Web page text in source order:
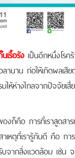
เรื้อรัง เป็นอีกหนึ่งโรค
านาน ก่อให้เกิดผลเ
ให้ห่างไกลจากปัจจัยเสี่
องก็คือ การที่เราสูด
เหตุที่เรารู้กันดี คือ
บจากสิ่งแวดล้อม เช่